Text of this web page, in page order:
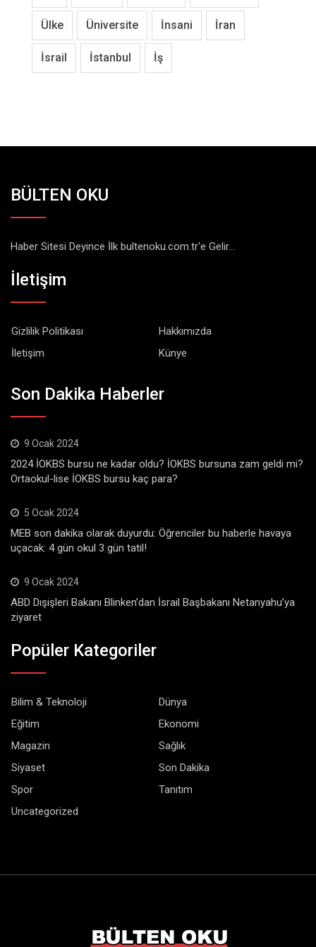
Ülke Üniversite İnsani İran
İsrail İstanbul İş
BÜLTEN OKU
Haber Sitesi Deyince İlk bultenoku.com.tr'e Gelir...
İletişim
Gizlilik Politikası
Hakkımızda
İletişim
Künye
Son Dakika Haberler
9 Ocak 2024
2024 İOKBS bursu ne kadar oldu? İOKBS bursuna zam geldi mi?
Ortaokul-lise İOKBS bursu kaç para?
5 Ocak 2024
MEB son dakika olarak duyurdu: Öğrenciler bu haberle havaya
uçacak: 4 gün okul 3 gün tatil!
9 Ocak 2024
ABD Dışişleri Bakanı Blinken’dan İsrail Başbakanı Netanyahu’ya
ziyaret
Popüler Kategoriler
Bilim & Teknoloji
Dünya
Eğitim
Ekonomi
Magazin
Sağlık
Siyaset
Son Dakika
Spor
Tanıtım
Uncategorized